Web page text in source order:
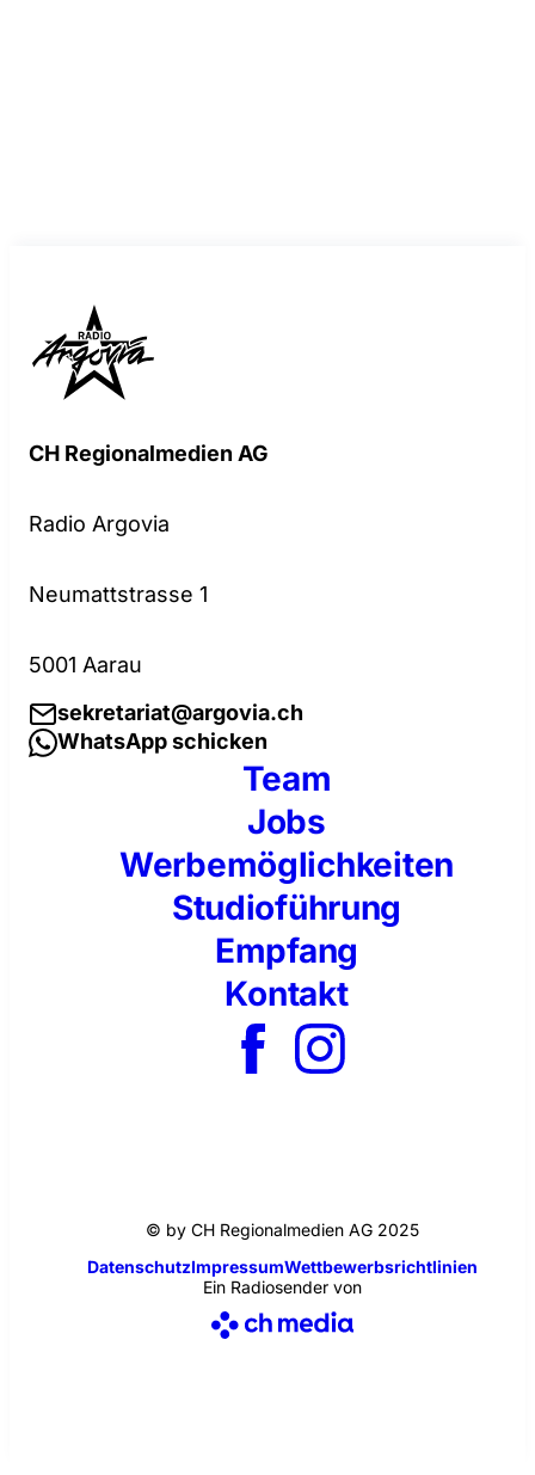
CH Regionalmedien AG
Radio Argovia
Neumattstrasse 1
5001 Aarau
sekretariat@argovia.ch
WhatsApp schicken
Team
Jobs
Werbemöglichkeiten
Studioführung
Empfang
Kontakt
© by CH Regionalmedien AG 2025
DatenschutzImpressumWettbewerbsrichtlinien
Ein Radiosender von